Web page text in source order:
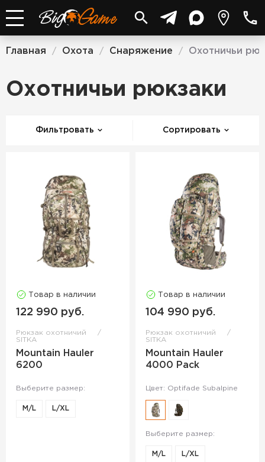
Главная / Охота / Снаряжение / Охотничьи
Охотничьи рюкзаки
Фильтровать Сортировать
Товар в наличии
122 990 руб.
Рюкзак охотничий
SITKA
Mountain Hauler
6200
Выберите размер:
M/L L/XL
Товар в наличии
104 990 руб.
Рюкзак охотничий
SITKA
Mountain Hauler
4000 Pack
Цвет: Optifade Subalpine
Выберите размер:
M/L L/XL